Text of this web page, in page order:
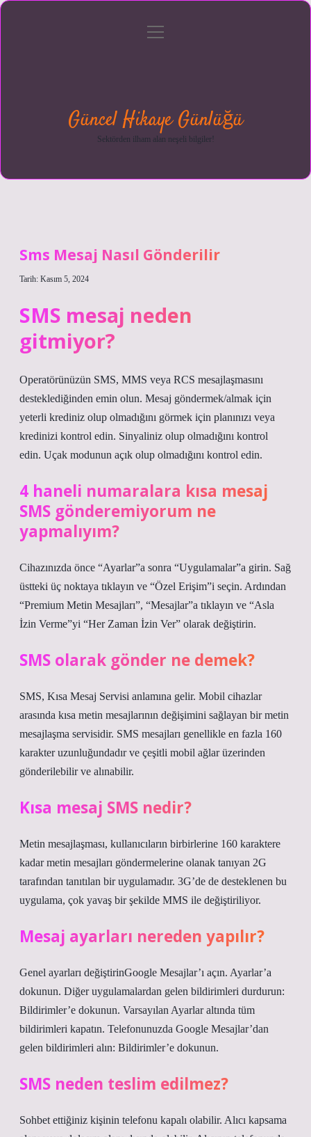
menüyü
Güncel Hikaye Günlüğü
Sektörden ilham alan neşeli bilgiler!
Sms Mesaj Nasıl Gönderilir
Tarih: Kasım 5, 2024
SMS mesaj neden
gitmiyor?
Operatörünüzün SMS, MMS veya RCS mesajlaşmasını
desteklediğinden emin olun. Mesaj göndermek/almak için
yeterli krediniz olup olmadığını görmek için planınızı veya
kredinizi kontrol edin. Sinyaliniz olup olmadığını kontrol
edin. Uçak modunun açık olup olmadığını kontrol edin.
4 haneli numaralara kısa mesaj
SMS gönderemiyorum ne
yapmalıyım?
Cihazınızda önce “Ayarlar”a sonra “Uygulamalar”a girin. Sağ
üstteki üç noktaya tıklayın ve “Özel Erişim”i seçin. Ardından
“Premium Metin Mesajları”, “Mesajlar”a tıklayın ve “Asla
İzin Verme”yi “Her Zaman İzin Ver” olarak değiştirin.
SMS olarak gönder ne demek?
SMS, Kısa Mesaj Servisi anlamına gelir. Mobil cihazlar
arasında kısa metin mesajlarının değişimini sağlayan bir metin
mesajlaşma servisidir. SMS mesajları genellikle en fazla 160
karakter uzunluğundadır ve çeşitli mobil ağlar üzerinden
gönderilebilir ve alınabilir.
Kısa mesaj SMS nedir?
Metin mesajlaşması, kullanıcıların birbirlerine 160 karaktere
kadar metin mesajları göndermelerine olanak tanıyan 2G
tarafından tanıtılan bir uygulamadır. 3G’de de desteklenen bu
uygulama, çok yavaş bir şekilde MMS ile değiştiriliyor.
Mesaj ayarları nereden yapılır?
Genel ayarları değiştirinGoogle Mesajlar’ı açın. Ayarlar’a
dokunun. Diğer uygulamalardan gelen bildirimleri durdurun:
Bildirimler’e dokunun. Varsayılan Ayarlar altında tüm
bildirimleri kapatın. Telefonunuzda Google Mesajlar’dan
gelen bildirimleri alın: Bildirimler’e dokunun.
SMS neden teslim edilmez?
Sohbet ettiğiniz kişinin telefonu kapalı olabilir. Alıcı kapsama